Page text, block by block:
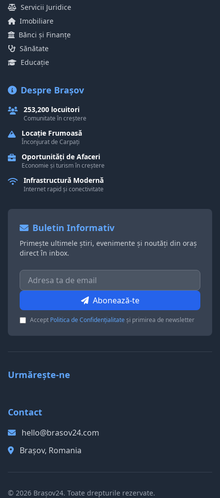
Servicii Juridice
Imobiliare
Bănci și Finanțe
Sănătate
Educație
Despre Brașov
253,200 locuitori
Comunitate în creștere
Locație Frumoasă
Înconjurat de Carpați
Oportunități de Afaceri
Economie și turism în creștere
Infrastructură Modernă
Internet rapid și conectivitate
Buletin Informativ
Primește ultimele știri, evenimente și noutăți din oraș
direct în inbox.
Abonează-te
Accept Politica de Confidențialitateși primirea de newsletter
Urmărește-ne
Contact
hello@brasov24.com
Brașov, Romania
© 2026 Brașov24. Toate drepturile rezervate.